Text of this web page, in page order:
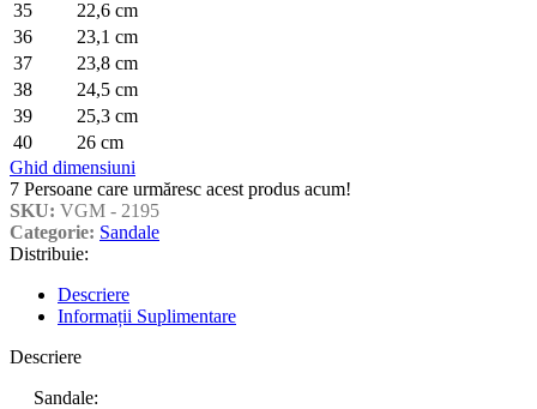
35
22,6 cm
36
23,1 cm
37
23,8 cm
38
24,5 cm
39
25,3 cm
40
26 cm
Ghid dimensiuni
7 Persoane care urmăresc acest produs acum!
SKU: VGM - 2195
Categorie: Sandale
Distribuie:
Descriere
Informații Suplimentare
Descriere
Sandale: